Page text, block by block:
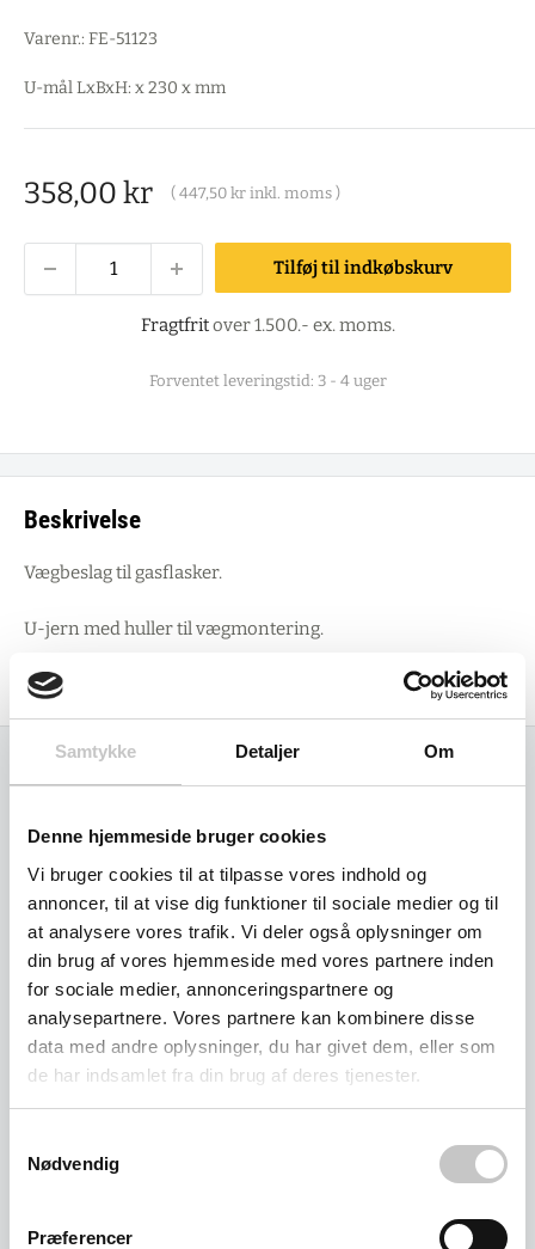
Samtykke Detaljer Om
Denne hjemmeside bruger cookies
Vi bruger cookies til at tilpasse vores indhold og
annoncer, til at vise dig funktioner til sociale medier og til
at analysere vores trafik. Vi deler også oplysninger om
din brug af vores hjemmeside med vores partnere inden
for sociale medier, annonceringspartnere og
analysepartnere. Vores partnere kan kombinere disse
data med andre oplysninger, du har givet dem, eller som
de har indsamlet fra din brug af deres tjenester.
Nødvendig
Præferencer
Varenr.: FE-51123
U-mål LxBxH: x 230 x mm
Salgspris
358,00 kr ( 447,50 kr inkl. moms )
Tilføj til indkøbskurv
Fragtfritover 1.500.- ex. moms.
Forventet leveringstid: 3 - 4 uger
Beskrivelse
Vægbeslag til gasflasker.
U-jern med huller til vægmontering.
1 bøjle. Kædesikring. Galvaniseret.